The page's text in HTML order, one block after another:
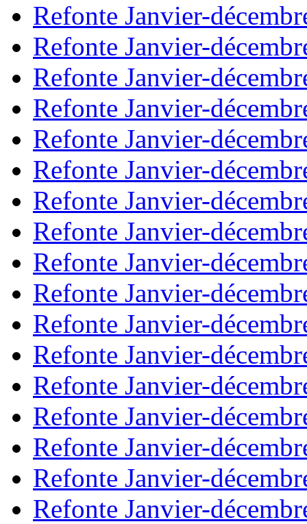
Refonte Janvier-
Refonte Janvier-
Refonte Janvier-
Refonte Janvier-
Refonte Janvier-
Refonte Janvier-
Refonte Janvier-
Refonte Janvier-
Refonte Janvier-
Refonte Janvier-
Refonte Janvier-
Refonte Janvier-
Refonte Janvier-
Refonte Janvier-
Refonte Janvier-
Refonte Janvier-
Refonte Janvier-